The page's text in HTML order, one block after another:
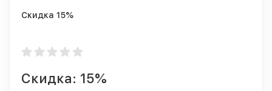
Скидка 15%
Скидка: 15%